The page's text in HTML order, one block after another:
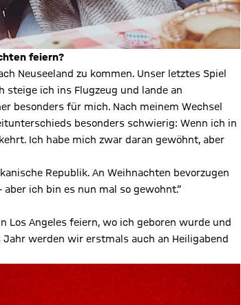
feiern?
Neuseeland zu kommen. Unser letztes Spiel
steige ich ins Flugzeug und lande an
besonders für mich. Nach meinem Wechsel
besonders schwierig: Wenn ich in
Ich habe mich zwar daran gewöhnt, aber
Republik. An Weihnachten bevorzugen
ich bin es nun mal so gewohnt.“
Los Angeles feiern, wo ich geboren wurde und
werden wir erstmals auch an Heiligabend